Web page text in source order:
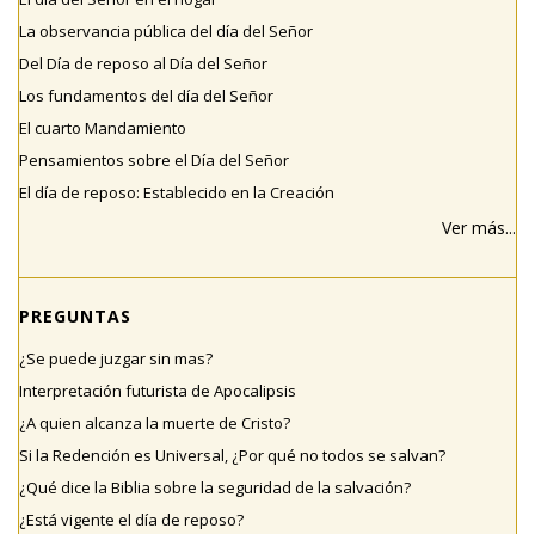
La observancia pública del día del Señor
Del Día de reposo al Día del Señor
Los fundamentos del día del Señor
El cuarto Mandamiento
Pensamientos sobre el Día del Señor
El día de reposo: Establecido en la Creación
Ver más...
PREGUNTAS
¿Se puede juzgar sin mas?
Interpretación futurista de Apocalipsis
¿A quien alcanza la muerte de Cristo?
Si la Redención es Universal, ¿Por qué no todos se salvan?
¿Qué dice la Biblia sobre la seguridad de la salvación?
¿Está vigente el día de reposo?